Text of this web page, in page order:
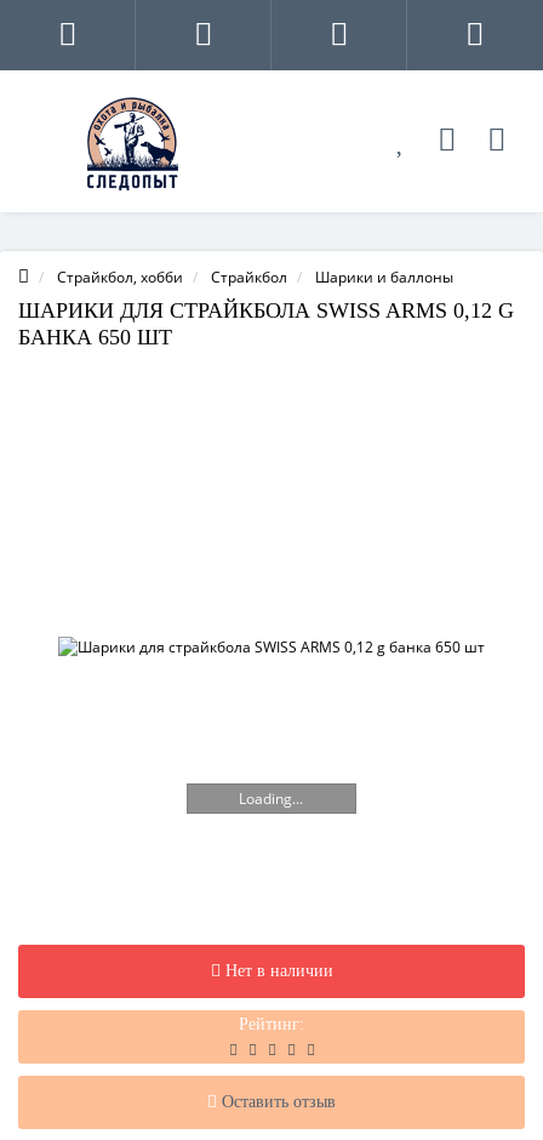
Страйкбол, хобби Страйкбол Шарики и баллоны
ШАРИКИ ДЛЯ СТРАЙКБОЛА SWISS ARMS 0,12 G
БАНКА 650 ШТ
Loading...
Нет в наличии
Рейтинг:
Оставить отзыв